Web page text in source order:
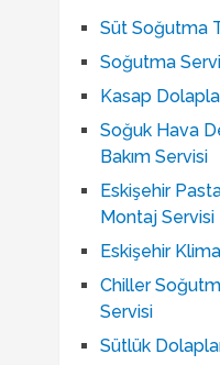
Süt Soğutma
Soğutma
Kasap
Soğuk Hava
Bakım Servisi
Eskişehir
Montaj Servisi
Eskişehir
Chiller
Servisi
Sütlük